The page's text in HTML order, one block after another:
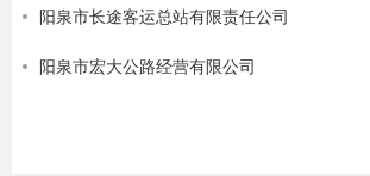
阳泉市长途客运总站有限责任公司
阳泉市宏大公路经营有限公司